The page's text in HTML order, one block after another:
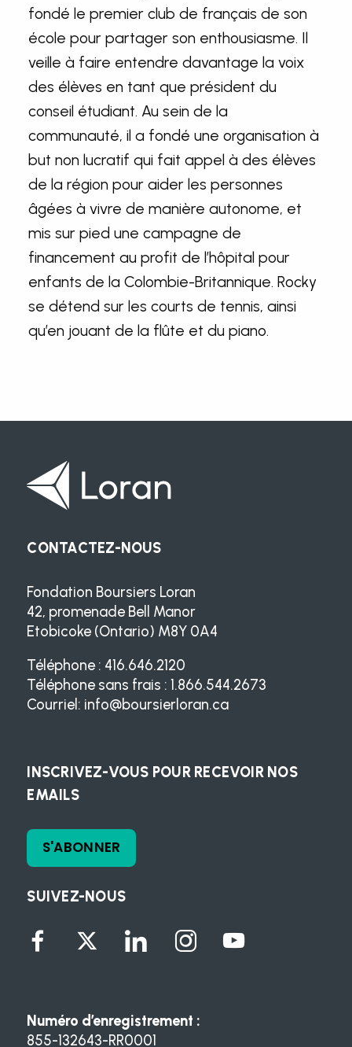
fondé le premier club de français de son
école pour partager son enthousiasme. Il
veille à faire entendre davantage la voix
des élèves en tant que président du
conseil étudiant. Au sein de la
communauté, il a fondé une organisation à
but non lucratif qui fait appel à des élèves
de la région pour aider les personnes
âgées à vivre de manière autonome, et
mis sur pied une campagne de
financement au profit de l’hôpital pour
enfants de la Colombie-Britannique. Rocky
se détend sur les courts de tennis, ainsi
qu’en jouant de la flûte et du piano.
SUIVEZ-NOUS
CONTACTEZ-NOUS
Fondation Boursiers Loran
42, promenade Bell Manor
Etobicoke (Ontario) M8Y 0A4
Téléphone : 416.646.2120
Téléphone sans frais : 1.866.544.2673
Courriel: info@boursierloran.ca
INSCRIVEZ-VOUS POUR RECEVOIR NOS
EMAILS
S'ABONNER
Numéro d’enregistrement :
855-132643-RR0001